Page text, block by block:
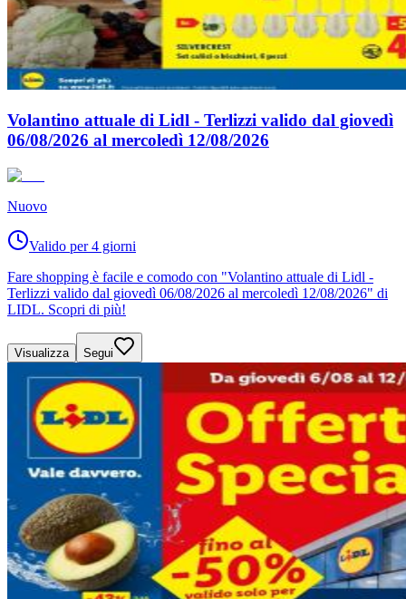
Volantino attuale di Lidl - Terlizzi valido dal giovedì
06/08/2026 al mercoledì 12/08/2026
Nuovo
Valido per 4 giorni
Fare shopping è facile e comodo con "Volantino attuale di Lidl -
Terlizzi valido dal giovedì 06/08/2026 al mercoledì 12/08/2026" di
LIDL. Scopri di più!
Visualizza Segui